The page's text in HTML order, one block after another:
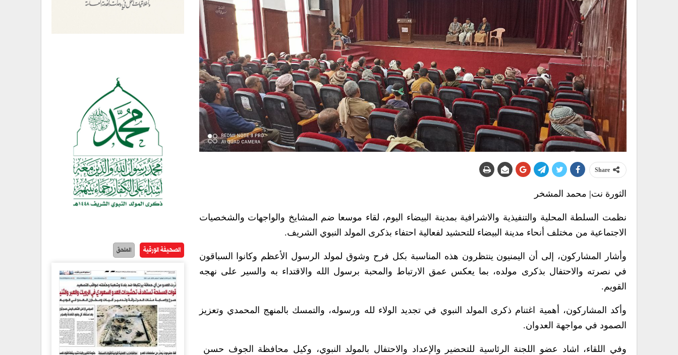
Share
الثورة نت| محمد المشخر
نظمت السلطة المحلية والتنفيذية والاشرافية بمدينة البيضاء اليوم، لقاء موسعا ضم المشايخ والواجهات والشخصيات
الاجتماعية من مختلف أنحاء مدينة البيضاء للتحشيد لفعالية احتفاء بذكرى المولد النبوي الشريف.
وأشار المشاركون، إلى أن اليمنيون ينتظرون هذه المناسبة بكل فرح وشوق لمولد الرسول الأعظم وكانوا السباقون
في نصرته والاحتفال بذكرى مولده، بما يعكس عمق الارتباط والمحبة برسول الله والاقتداء به والسير على نهجه
القويم.
وأكد المشاركون، أهمية اغتنام ذكرى المولد النبوي في تجديد الولاء لله ورسوله، والتمسك بالمنهج المحمدي وتعزيز
الصمود في مواجهة العدوان.
وفي اللقاء، اشاد عضو اللجنة الرئاسية للتحضير والإعداد والاحتفال بالمولد النبوي، وكيل محافظة الجوف حسن
الصحيفة الورقية الملحق